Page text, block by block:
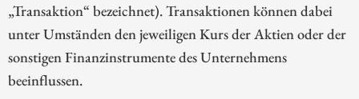
„Transaktion“ bezeichnet). Transaktionen können dabei
unter Umständen den jeweiligen Kurs der Aktien oder der
sonstigen Finanzinstrumente des Unternehmens
beeinflussen.